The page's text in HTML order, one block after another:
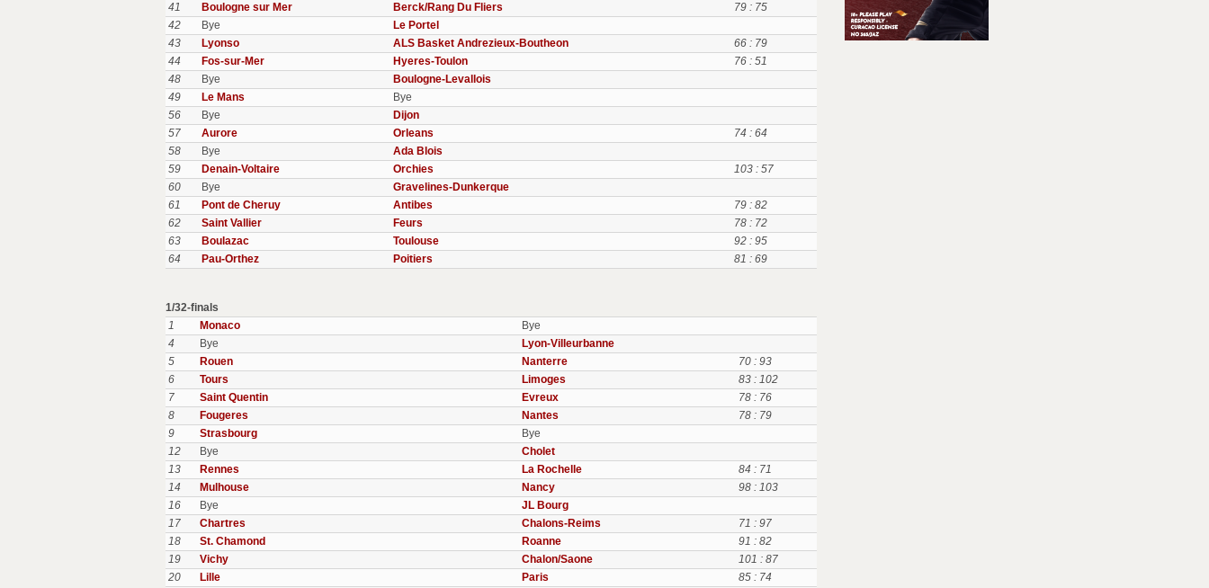
41
Boulogne sur Mer Berck/Rang Du Fliers
79 : 75
42
Bye
Le Portel
43
Lyonso ALS Basket Andrezieux-Boutheon
66 : 79
44
Fos-sur-Mer Hyeres-Toulon
76 : 51
48
Bye
Boulogne-Levallois
49
Le Mans
Bye
56
Bye
Dijon
57
Aurore Orleans
74 : 64
58
Bye
Ada Blois
59
Denain-Voltaire Orchies
103 : 57
60
Bye
Gravelines-Dunkerque
61
Pont de Cheruy Antibes
79 : 82
62
Saint Vallier Feurs
78 : 72
63
Boulazac Toulouse
92 : 95
64
Pau-Orthez Poitiers 81 : 69
1/32-finals
1
Monaco
Bye
4
Bye
Lyon-Villeurbanne
5
Rouen Nanterre
70 : 93
6
Tours Limoges
83 : 102
7
Saint Quentin Evreux
78 : 76
8
Fougeres Nantes
78 : 79
9
Strasbourg
Bye
12
Bye
Cholet
13
Rennes La Rochelle
84 : 71
14
Mulhouse Nancy
98 : 103
16
Bye
JL Bourg
17
Chartres Chalons-Reims
71 : 97
18
St. Chamond Roanne
91 : 82
19
Vichy Chalon/Saone
101 : 87
20
Lille Paris
85 : 74